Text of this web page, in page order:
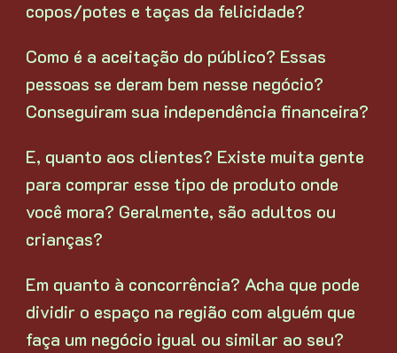
copos/potes e taças da felicidade?
Como é a aceitação do público? Essas
pessoas se deram bem nesse negócio?
Conseguiram sua independência financeira?
E, quanto aos clientes? Existe muita gente
para comprar esse tipo de produto onde
você mora? Geralmente, são adultos ou
crianças?
Em quanto à concorrência? Acha que pode
dividir o espaço na região com alguém que
faça um negócio igual ou similar ao seu?